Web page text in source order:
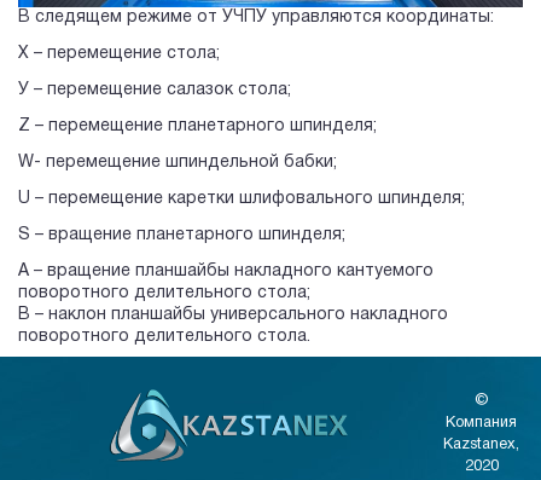
В следящем режиме от УЧПУ управляются координаты:
Х – перемещение стола;
У – перемещение салазок стола;
Z – перемещение планетарного шпинделя;
W- перемещение шпиндельной бабки;
U – перемещение каретки шлифовального шпинделя;
S – вращение планетарного шпинделя;
A – вращение планшайбы накладного кантуемого
поворотного делительного стола;
B – наклон планшайбы универсального накладного
поворотного делительного стола.
©
Компания
Kazstanex,
2020